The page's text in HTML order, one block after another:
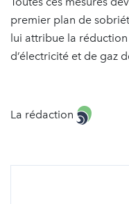
premier plan de
lui attribue la
d’électricité et de gaz
La rédaction